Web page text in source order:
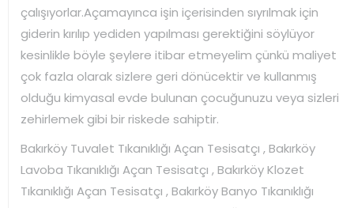
çalışıyorlar.Açamayınca işin içerisinden sıyrılmak için
giderin kırılıp yediden yapılması gerektiğini söylüyor
kesinlikle böyle şeylere itibar etmeyelim çünkü maliyet
çok fazla olarak sizlere geri dönücektir ve kullanmış
olduğu kimyasal evde bulunan çocuğunuzu veya sizleri
zehirlemek gibi bir riskede sahiptir.
Bakırköy Tuvalet Tıkanıklığı Açan Tesisatçı , Bakırköy
Lavoba Tıkanıklığı Açan Tesisatçı , Bakırköy Klozet
Tıkanıklığı Açan Tesisatçı , Bakırköy Banyo Tıkanıklığı